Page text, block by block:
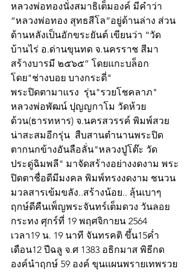
หลวงพ่อทองนั่งสมาธิเต็มองค์ มีคำว่า
“หลวงพ่อทอง สุทธสีโล”อยู่ด้านล่าง ส่วน
ด้านหลังเป็นอักขระยันต์ เขียนว่า “วัด
บ้านไร่ อ.ด่านขุนทด จ.นครราช สีมา
สร้างบารมี ๒๕๖๕” โดยแกะบล็อก
โดย"ช่างบอย บางกระดี่"
พระปิดตามาแรง  รุ่น"รวยโชคลาภ"
หลวงพ่อพัฒน์ ปุญญกาโม วัดห้วย
ด้วน(ธารทหาร) จ.นครสวรรค์ พิมพ์สวย
น่าสะสมอีกรุ่น  สืบสานตำนานพระปิด
ตากนกข้างอันลือลั่น"หลวงปู่โต๊ะ วัด
ประดู่ฉิมพลี" มาจัดสร้างอย่างงดงาม พระ
ปิดตาชื่อดีมีมงคล พิมพ์ทรงงดงาม ชนวน
มวลสารเข้มขลัง..สร้างน้อย.. ลุ้นเบาๆ
ฤกษ์ดีคืนเพ็ญพระจันทร์เต็มดวง วันลอย
กระทง ศุกร์ที่ 19 พฤศจิกายน 2564
เวลา19 น. 19 นาที จันทรคติ ขึ้น15ค่ำ
เดือน12 ปีฉลู จ.ศ 1383 อธิกมาส พิธีกด
องค์นำฤกษ์ 59 องค์ ขุนเเผนพรายเทพรวย